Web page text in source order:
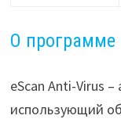
О программе
eScan Anti-Virus
использующий